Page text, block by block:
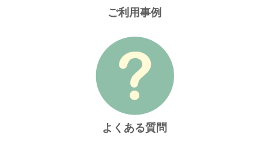
ご利用事例
よくある質問